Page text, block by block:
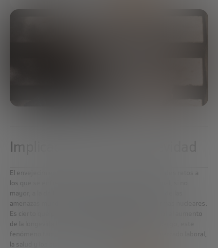
Implicaciones de la longevidad
El envejecimiento de la población es uno de los grandes retos a
los que se enfrenta el mundo. Su importancia es igual, si no
mayor, a la de la lucha contra el cambio climático o la de las
amenazas mundiales como la proliferación de las armas nucleares.
Es cierto que para la mayoría de la población mundial el aumento
de la longevidad es una muy buena noticia. Sin embargo, este
fenómeno también conlleva
para el mercado laboral,
la salud y los sistemas de protección social.